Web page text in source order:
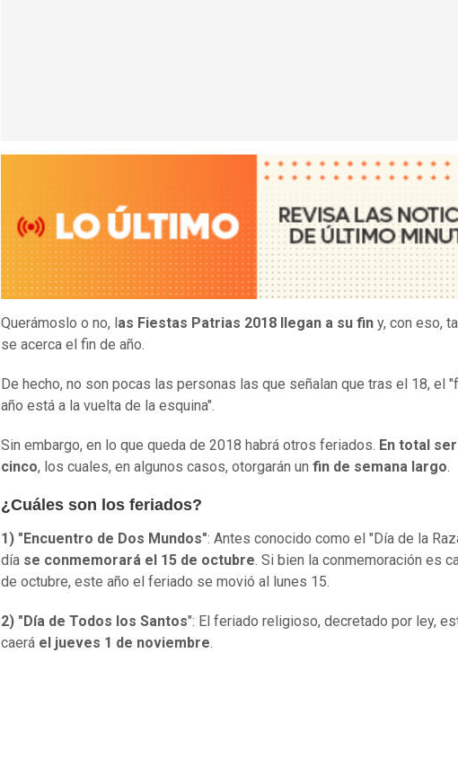
Querámoslo o no, l as Fiestas Patrias 2018 llegan a su fin y, con eso,
se acerca el fin de año.
De hecho, no son pocas las personas las que señalan que tras el 18, el
año está a la vuelta de la esquina".
Sin embargo, en lo que queda de 2018 habrá otros feriados. En total
cinco, los cuales, en algunos casos, otorgarán un fin de semana largo.
¿Cuáles son los feriados?
1) "Encuentro de Dos Mundos": Antes conocido como el "Día de la
día se conmemorará el 15 de octubre. Si bien la conmemoración es
de octubre, este año el feriado se movió al lunes 15.
2) "Día de Todos los Santos": El feriado religioso, decretado por ley,
caerá el jueves 1 de noviembre.